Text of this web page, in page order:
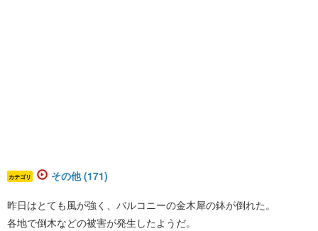
カテゴリ その他 (171)
昨日はとても風が強く、バルコニーの金木犀の鉢が倒れた。
各地で倒木などの被害が発生したようだ。